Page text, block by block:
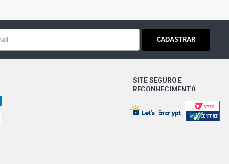
HATCH 2.0 8V AP (2005 - 2009)
HATCH 2.0 8V APK GASOLINA (1998 -
CADASTRAR
SITE SEGURO E
RECONHECIMENTO